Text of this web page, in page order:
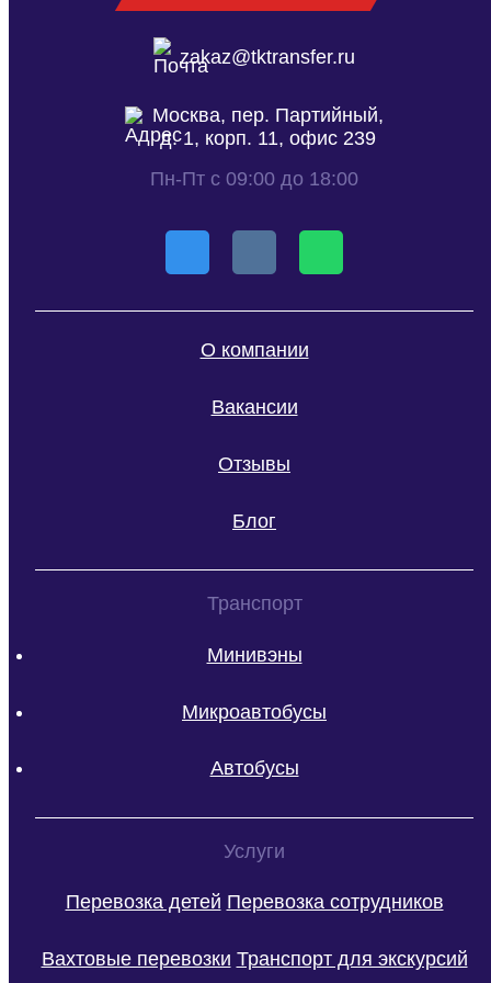
zakaz@tktransfer.ru
Москва, пер. Партийный,
д. 1, корп. 11, офис 239
Пн-Пт с 09:00 до 18:00
О компании
Вакансии
Отзывы
Блог
Транспорт
Минивэны
Микроавтобусы
Автобусы
Услуги
Перевозка детей Перевозка сотрудников
Вахтовые перевозки Транспорт для экскурсий